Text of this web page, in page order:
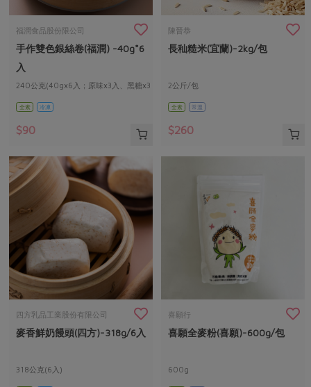
福潤食品股份限公司
手作雙色銀絲卷(福潤) -40g*6
入
240公克(40gx6入；原味x3入、黑糖x3
入)
全素 冷凍
$90
陳晉恭
長秈糙米(宜蘭)-2kg/包
2公斤/包
全素 常溫
$260
四方乳品工業股份有限公司
麥香鮮奶饅頭(四方)-318g/6入
318公克(6入)
喜願行
喜願全麥粉(喜願)-600g/包
600g